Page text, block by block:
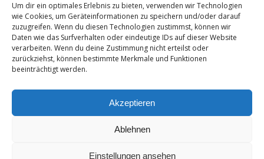
Um dir ein optimales Erlebnis zu bieten, verwenden wir Technologien
wie Cookies, um Geräteinformationen zu speichern und/oder darauf
zuzugreifen. Wenn du diesen Technologien zustimmst, können wir
Daten wie das Surfverhalten oder eindeutige IDs auf dieser Website
verarbeiten. Wenn du deine Zustimmung nicht erteilst oder
zurückziehst, können bestimmte Merkmale und Funktionen
beeinträchtigt werden.
Akzeptieren
Ablehnen
Einstellungen ansehen